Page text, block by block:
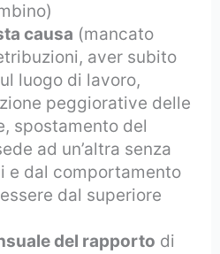
causa (mancato
aver subito
luogo di lavoro,
peggiorative delle
spostamento del
ad un’altra senza
e dal comportamento
dal superiore
del rapporto di